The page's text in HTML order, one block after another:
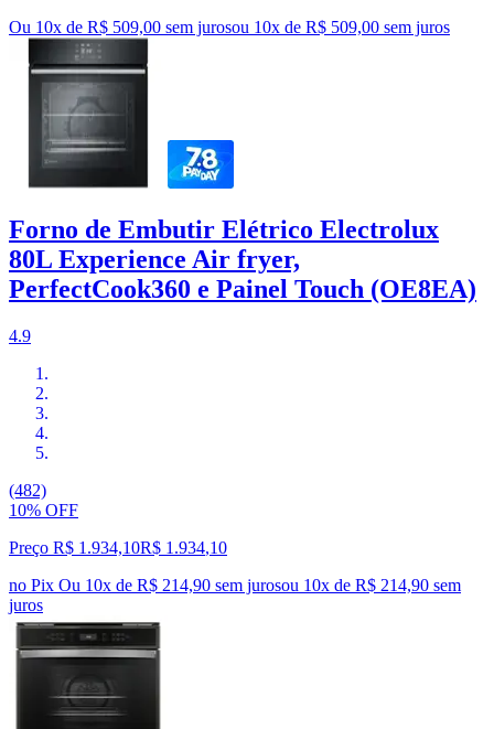
Ou 10x de R$ 509,00 sem jurosou 10x de R$ 509,00 sem juros
Forno de Embutir Elétrico Electrolux
80L Experience Air fryer,
PerfectCook360 e Painel Touch (OE8EA)
4.9
(482)
10% OFF
Preço R$ 1.934,10R$ 1.934,10
no Pix Ou 10x de R$ 214,90 sem jurosou 10x de R$ 214,90 sem
juros